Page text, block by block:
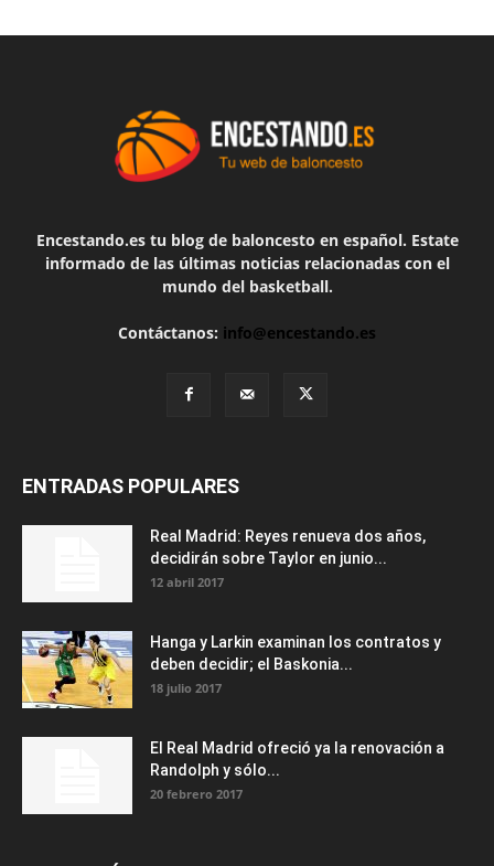
Encestando.es tu blog de baloncesto en español. Estate
informado de las últimas noticias relacionadas con el
mundo del basketball.
Contáctanos: info@encestando.es
ENTRADAS POPULARES
Real Madrid: Reyes renueva dos años,
decidirán sobre Taylor en junio...
12 abril 2017
Hanga y Larkin examinan los contratos y
deben decidir; el Baskonia...
18 julio 2017
El Real Madrid ofreció ya la renovación a
Randolph y sólo...
20 febrero 2017